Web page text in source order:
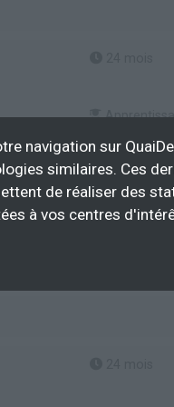
locative immobilière
1ère année
navigation sur
similaires. Ces
de réaliser des
à vos centres